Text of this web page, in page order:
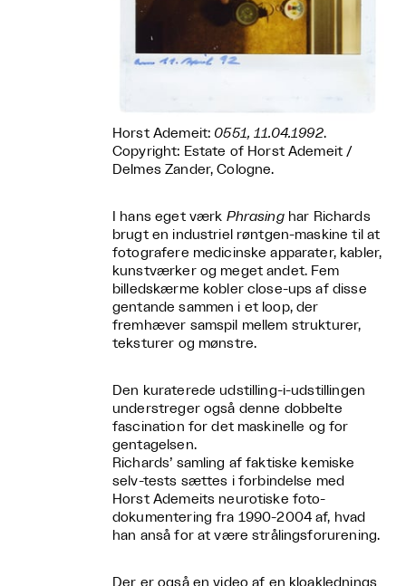
Horst Ademeit: 0551, 11.04.1992.
Copyright: Estate of Horst Ademeit /
Delmes Zander, Cologne.
I hans eget værk Phrasinghar Richards
brugt en industriel røntgen-maskine til at
fotografere medicinske apparater, kabler,
kunstværker og meget andet. Fem
billedskærme kobler close-ups af disse
gentande sammen i et loop, der
fremhæver samspil mellem strukturer,
teksturer og mønstre.
Den kuraterede udstilling-i-udstillingen
understreger også denne dobbelte
fascination for det maskinelle og for
gentagelsen.
Richards’ samling af faktiske kemiske
selv-tests sættes i forbindelse med
Horst Ademeits neurotiske foto-
dokumentering fra 1990-2004 af, hvad
han anså for at være strålingsforurening.
Der er også en video af en kloaklednings